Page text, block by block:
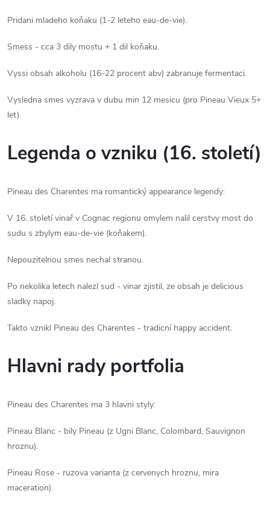
Pridani mladeho koňaku (1-2 leteho eau-de-vie).
Smess - cca 3 dily mostu + 1 dil koňaku.
Vyssi obsah alkoholu (16-22 procent abv) zabranuje fermentaci.
Vysledna smes vyzrava v dubu min 12 mesicu (pro Pineau Vieux 5+
let).
Legenda o vzniku (16. století)
Pineau des Charentes ma romantický appearance legendy:
V 16. století vinař v Cognac regionu omylem nalil cerstvy most do
sudu s zbylym eau-de-vie (koňakem).
Nepouzitelnou smes nechal stranou.
Po nekolika letech nalezl sud - vinar zjistil, ze obsah je delicious
sladky napoj.
Takto vznikl Pineau des Charentes - tradicní happy accident.
Hlavni rady portfolia
Pineau des Charentes ma 3 hlavni styly:
Pineau Blanc - bily Pineau (z Ugni Blanc, Colombard, Sauvignon
hroznu).
Pineau Rose - ruzova varianta (z cervenych hroznu, mira
maceration).